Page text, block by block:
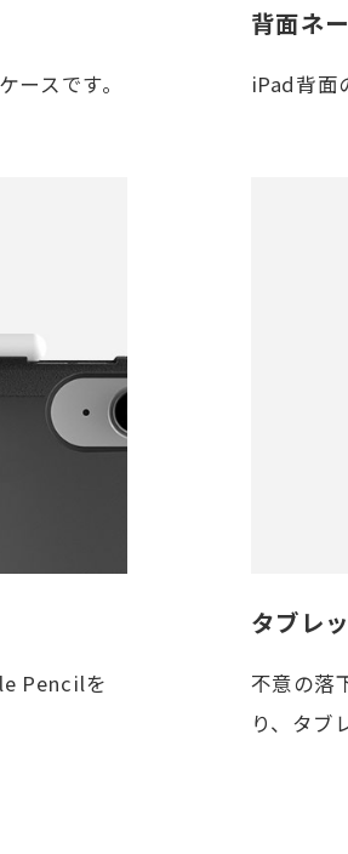
スです。
背面ネ
iPad背面
Pencilを
タブレ
不意の落
り、タブ